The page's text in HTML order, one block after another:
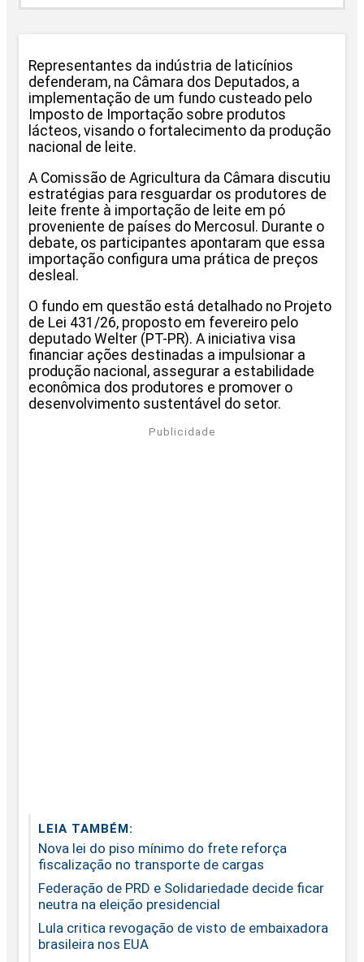
Representantes da indústria de laticínios
defenderam, na Câmara dos Deputados, a
implementação de um fundo custeado pelo
Imposto de Importação sobre produtos
lácteos, visando o fortalecimento da produção
nacional de leite.
A Comissão de Agricultura da Câmara discutiu
estratégias para resguardar os produtores de
leite frente à importação de leite em pó
proveniente de países do Mercosul. Durante o
debate, os participantes apontaram que essa
importação configura uma prática de preços
desleal.
O fundo em questão está detalhado no Projeto
de Lei 431/26, proposto em fevereiro pelo
deputado Welter (PT-PR). A iniciativa visa
financiar ações destinadas a impulsionar a
produção nacional, assegurar a estabilidade
econômica dos produtores e promover o
desenvolvimento sustentável do setor.
Publicidade
LEIA TAMBÉM:
Nova lei do piso mínimo do frete reforça
fiscalização no transporte de cargas
Federação de PRD e Solidariedade decide ficar
neutra na eleição presidencial
Lula critica revogação de visto de embaixadora
brasileira nos EUA